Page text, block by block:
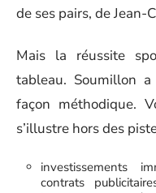
de ses pairs, de Jean-
Mais la réussite
tableau. Soumillon
façon méthodique.
s’illustre hors des
investissements
contrats